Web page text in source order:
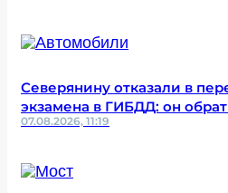
Северянину отказали в
экзамена в ГИБДД: он
07.08.2026, 11:19